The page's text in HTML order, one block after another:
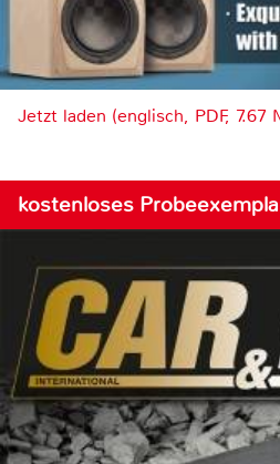
Jetzt laden (englisch, PDF, 7.67
kostenloses